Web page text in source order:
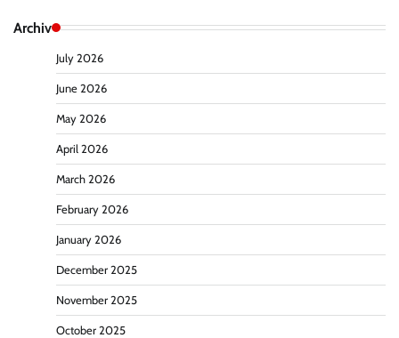
Archiv
July 2026
June 2026
May 2026
April 2026
March 2026
February 2026
January 2026
December 2025
November 2025
October 2025